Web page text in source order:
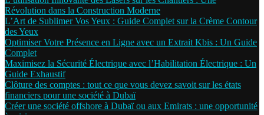
Révolution dans la Construction Moderne
L’Art de Sublimer Vos Yeux : Guide Complet sur la Crème Contour
des Yeux
Optimiser Votre Présence en Ligne avec un Extrait Kbis : Un Guide
Complet
Maximisez la Sécurité Électrique avec l’Habilitation Électrique : Un
Guide Exhaustif
Clôture des comptes : tout ce que vous devez savoit sur les états
financiers pour une société à Dubaï
Créer une société offshore à Dubaï ou aux Emirats : une opportunité